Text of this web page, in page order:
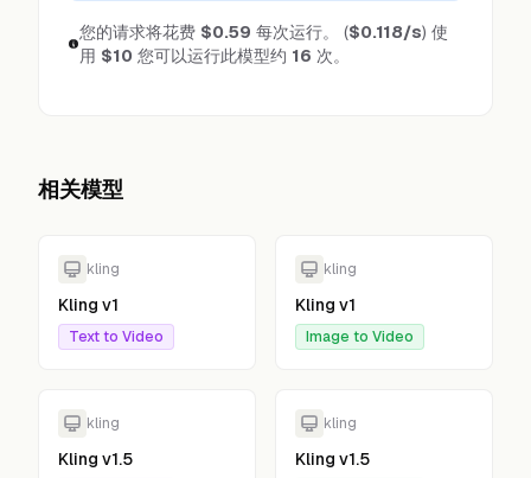
您的请求将花费 $0.59 每次运行。 ($0.118/s) 使
用 $10 您可以运行此模型约 16 次。
相关模型
kling
Kling v1
Text to Video
kling
Kling v1
Image to Video
kling
Kling v1.5
kling
Kling v1.5